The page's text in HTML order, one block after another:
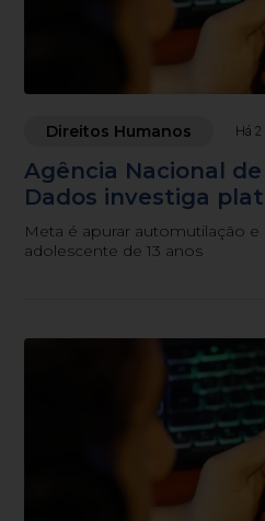
Direitos Humanos Há
Agência Nacional
Dados investiga
Meta é apurar automutilação
adolescente de 13 anos